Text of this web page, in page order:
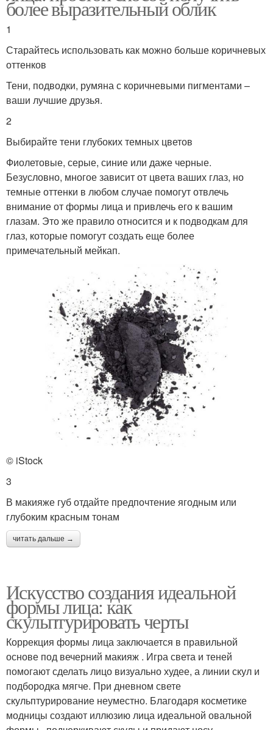
более выразительный облик
1
Старайтесь использовать как можно больше коричневых
оттенков
Тени, подводки, румяна с коричневыми пигментами –
ваши лучшие друзья.
2
Выбирайте тени глубоких темных цветов
Фиолетовые, серые, синие или даже черные.
Безусловно, многое зависит от цвета ваших глаз, но
темные оттенки в любом случае помогут отвлечь
внимание от формы лица и привлечь его к вашим
глазам. Это же правило относится и к подводкам для
глаз, которые помогут создать еще более
примечательный мейкап.
© iStock
3
В макияже губ отдайте предпочтение ягодным или
глубоким красным тонам
читать дальше →
Искусство создания идеальной
формы лица: как
скульптурировать черты
Коррекция формы лица заключается в правильной
основе под вечерний макияж . Игра света и теней
помогают сделать лицо визуально худее, а линии скул и
подбородка мягче. При дневном свете
скульптурирование неуместно. Благодаря косметике
модницы создают иллюзию лица идеальной овальной